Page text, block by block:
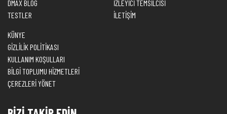
DMAX BLOG
TESTLER
İZLEYİCİ TEMSİLCİSİ
İLETİŞİM
KÜNYE
GİZLİLİK POLİTİKASI
KULLANIM KOŞULLARI
BİLGİ TOPLUMU HİZMETLERİ
ÇEREZLERİ YÖNET